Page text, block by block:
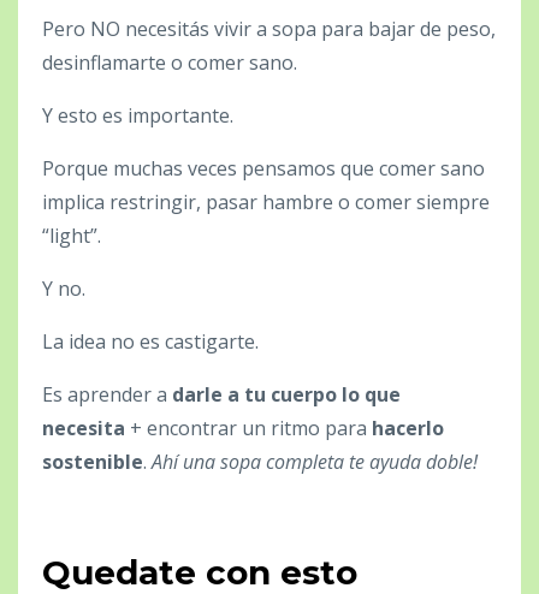
Pero NO necesitás vivir a sopa para bajar de peso,
desinflamarte o comer sano.
Y esto es importante.
Porque muchas veces pensamos que comer sano
implica restringir, pasar hambre o comer siempre
“light”.
Y no.
La idea no es castigarte.
Es aprender a darle a tu cuerpo lo que
necesita + encontrar un ritmo para hacerlo
sostenible.Ahí una sopa completa te ayuda doble!
Quedate con esto